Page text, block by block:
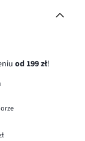
od 199 zł!